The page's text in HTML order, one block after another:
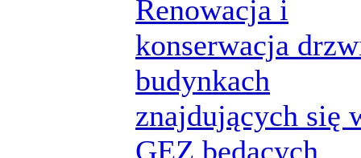
Renowacja i
konserwacja
budynkach
znajdujących się
GEZ będących